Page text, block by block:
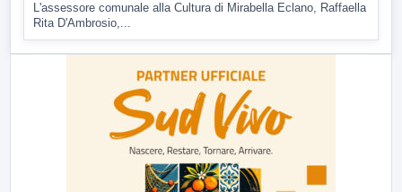
L'assessore comunale alla Cultura di Mirabella Eclano, Raffaella
Rita D'Ambrosio,...